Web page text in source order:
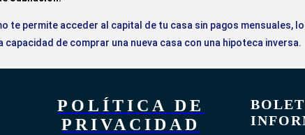
te permite acceder al capital de tu casa sin pagos mensuales,
capacidad de comprar una nueva casa con una hipoteca inversa.
POLÍTICA DE
PRIVACIDAD